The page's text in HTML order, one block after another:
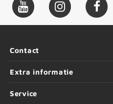
Contact
Extra informatie
Service